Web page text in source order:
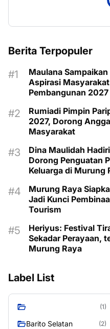
Berita Terpopuler
Maulana
Aspirasi
Pembangunan 2027
Rumiadi Pimpin
2027, Dorong
Masyarakat
Dina Maulidah
Dorong Penguatan
Keluarga di Murung
Murung Raya
Jadi Kunci
Tourism
Heriyus: Festival
Sekadar Perayaan,
Murung Raya
Label List
(1)
Barito Selatan (2)